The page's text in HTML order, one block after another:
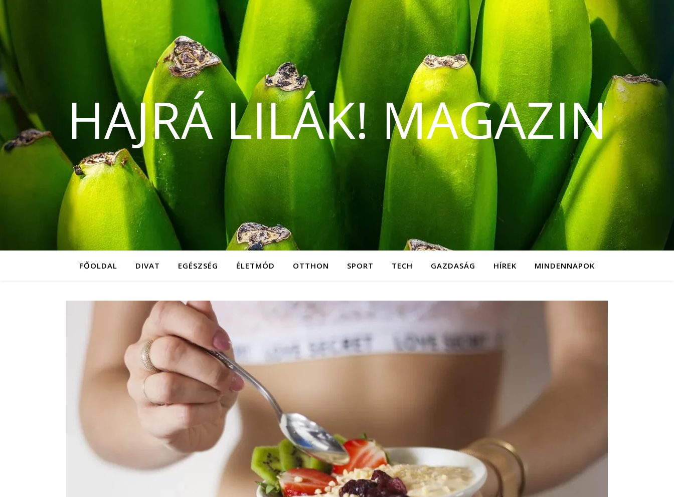
HAJRÁ LILÁK! MAGAZIN
FŐOLDAL DIVAT EGÉSZSÉG ÉLETMÓD OTTHON SPORT TECH GAZDASÁG HÍREK MINDENNAPOK